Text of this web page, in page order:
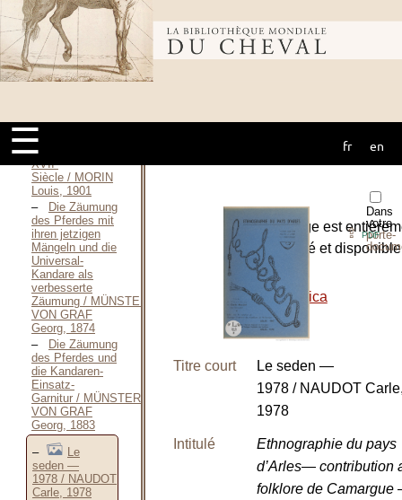
Bibliothèque
mondiale du
cheval
☰ fr en
Noël / MONTIGNY
Edmée-Louis-
Xavier,
VICOMTE puis
COMTE DE,
1852
fournitures pour
le Train des
Équipages au
XVII
Siècle / MORIN
Louis, 1901
Die Zäumung
des Pferdes mit
ihren jetzigen
Mängeln und die
Universal-
Kandare als
verbesserte
Zäumung / MÜNSTER
VON GRAF
Georg, 1874
Die Zäumung
des Pferdes und
die Kandaren-
Einsatz-
Garnitur / MÜNSTER
VON GRAF
Georg, 1883
Le
seden —
1978 / NAUDOT
Carle, 1978
Dans
votre
porte-
⇪PDF
L’ouvrage est
numérisé et
le site :
-Gallica
Titre court
Le seden —
1978 / NAUDOT
1978
Intitulé
Ethnographie du pays
d’Arles— contribution
folklore de Camargue